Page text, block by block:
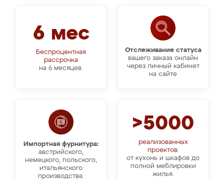
Отслеживание статуса
вашего заказа онлайн
через личный кабинет
на сайте
6 мес
Беспроцентная
рассрочка
на 6 месяцев.
Импортная фурнитура:
австрийского,
немецкого, польского,
итальянского
производства.
>5000
реализованных
проектов:
от кухонь и шкафов до
полной меблировки
жилья.